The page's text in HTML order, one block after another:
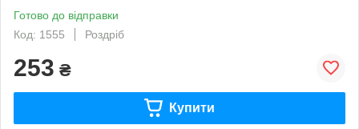
Готово до відправки
Код: 1555
Роздріб
253 ₴
Купити